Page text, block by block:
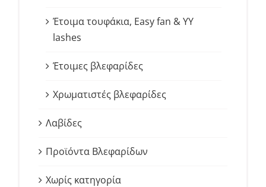
Έτοιμα τουφάκια, Easy fan & YY
lashes
Έτοιμες βλεφαρίδες
Χρωματιστές βλεφαρίδες
Λαβίδες
Προϊόντα Βλεφαρίδων
Χωρίς κατηγορία